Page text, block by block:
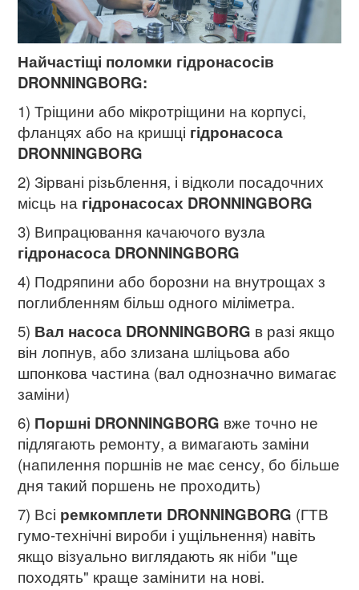
Найчастіщі поломки гідронасосів
DRONNINGBORG:
1) Тріщини або мікротріщини на корпусі,
фланцях або на кришці гідронасоса
DRONNINGBORG
2) Зірвані різьблення, і відколи посадочних
місць на гідронасосах DRONNINGBORG
3) Випрацювання качаючого вузла
гідронасоса DRONNINGBORG
4) Подряпини або борозни на внутрощах з
поглибленням більш одного міліметра.
5) Вал насоса DRONNINGBORG в разі якщо
він лопнув, або злизана шліцьова або
шпонкова частина (вал однозначно вимагає
заміни)
6) Поршні DRONNINGBORG вже точно не
підлягають ремонту, а вимагають заміни
(напилення поршнів не має сенсу, бо більше
дня такий поршень не проходить)
7) Всі ремкомплети DRONNINGBORG (ГТВ
гумо-технічні вироби і ущільнення) навіть
якщо візуально виглядають як ніби "ще
походять" краще замінити на нові.